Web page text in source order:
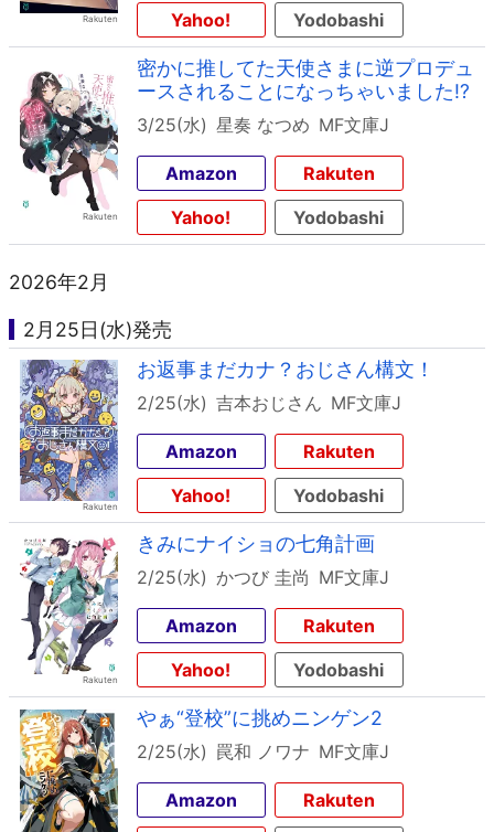
Yahoo!
Yodobashi
密かに推してた天使さまに逆プロデュ
ースされることになっちゃいました!?
3/25(水) 星奏 なつめ MF文庫J
Amazon
Rakuten
Yahoo!
Yodobashi
2026年2月
2月25日(水)発売
お返事まだカナ？おじさん構文！
2/25(水) 吉本おじさん MF文庫J
Amazon
Rakuten
Yahoo!
Yodobashi
きみにナイショの七角計画
2/25(水) かつび 圭尚 MF文庫J
Amazon
Rakuten
Yahoo!
Yodobashi
やぁ“登校”に挑めニンゲン2
2/25(水) 罠和 ノワナ MF文庫J
Amazon
Rakuten